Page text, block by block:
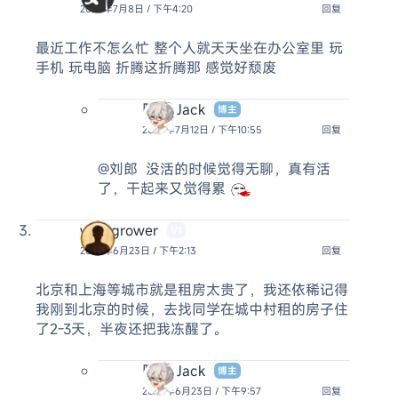
2026年7月8日 / 下午4:20
回复
最近工作不怎么忙 整个人就天天坐在办公室里 玩
手机 玩电脑 折腾这折腾那 感觉好颓废
阿杰 Jack
博主
2026年7月12日 / 下午10:55
回复
@刘郎 没活的时候觉得无聊，真有活
了，干起来又觉得累
winegrower
2026年6月23日 / 下午2:13
回复
北京和上海等城市就是租房太贵了，我还依稀记得
我刚到北京的时候，去找同学在城中村租的房子住
了2-3天，半夜还把我冻醒了。
阿杰 Jack
博主
2026年6月23日 / 下午9:57
回复